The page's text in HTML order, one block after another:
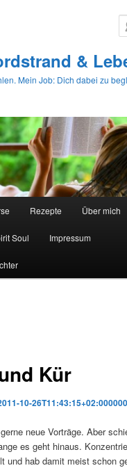
&
Mein Job: Dich dabei zu
Rezepte Über mich
Soul Impressum
Kür
10-
neue Vorträge. Aber
es geht hinaus.
und hab damit meist schon